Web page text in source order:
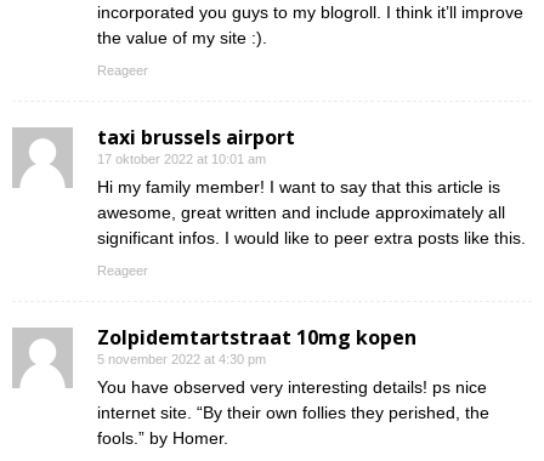
incorporated you guys to my blogroll. I think it’ll improve
the value of my site :).
Reageer
taxi brussels airport
17 oktober 2022 at 10:01 am
Hi my family member! I want to say that this article is
awesome, great written and include approximately all
significant infos. I would like to peer extra posts like this.
Reageer
Zolpidemtartstraat 10mg kopen
5 november 2022 at 4:30 pm
You have observed very interesting details! ps nice
internet site. “By their own follies they perished, the
fools.” by Homer.